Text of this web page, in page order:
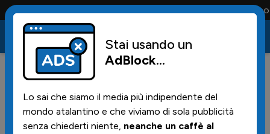
Conta solo la maglia e solo i tifosi la
02/10/2016 | 21.25
L'Udinese saluta Iachini
Stai usando un
AdBlock...
Lo sai che siamo il media più indipendente del
mondo atalantino e che viviamo di sola pubblicità
senza chiederti niente, neanche un caffè al